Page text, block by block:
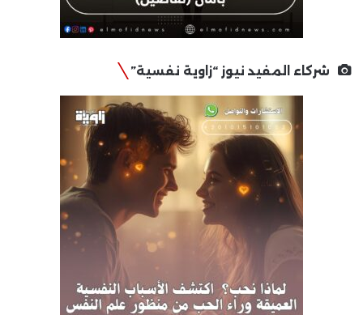
شركاء المفيد نيوز “زاوية نفسية”